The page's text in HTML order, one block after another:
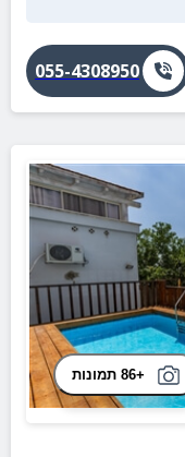
055-4308950
+86 תמונות